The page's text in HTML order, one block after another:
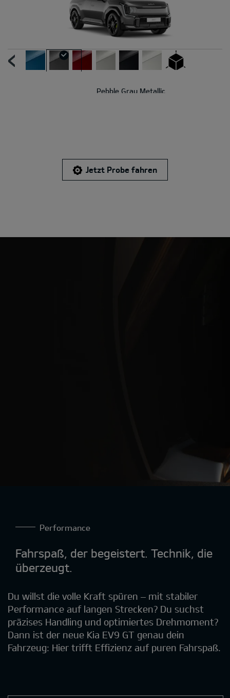
Pebble Gray Metallic
Jetzt Probe fahren
Performance
Fahrspaß, der begeistert. Technik, die
überzeugt.
Du willst die volle Kraft spüren – mit stabiler
Performance auf langen Strecken? Du suchst
präzises Handling und optimiertes Drehmoment?
Dann ist der neue Kia EV9 GT genau dein
Fahrzeug: Hier trifft Effizienz auf puren Fahrspaß.